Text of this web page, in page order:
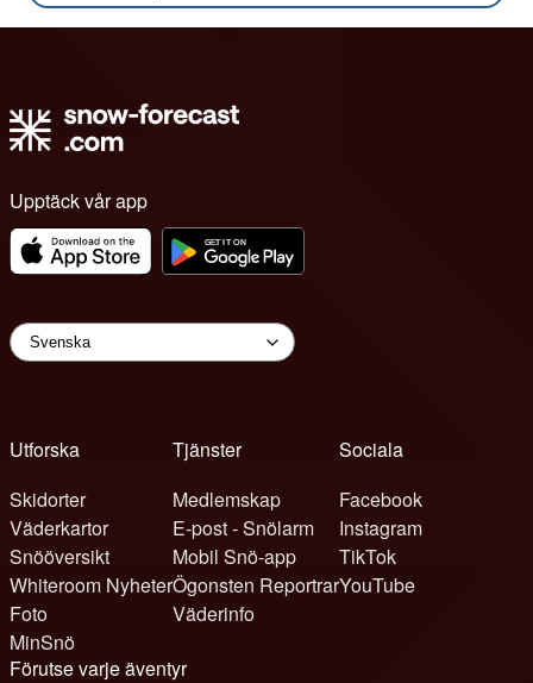
Upptäck vår app
Utforska
Skidorter
Väderkartor
Snööversikt
Whiteroom Nyheter
Foto
MinSnö
Tjänster
Medlemskap
E-post - Snölarm
Mobil Snö-app
Ögonsten Reportrar
Väderinfo
Sociala
Facebook
Instagram
TikTok
YouTube
Förutse varje äventyr